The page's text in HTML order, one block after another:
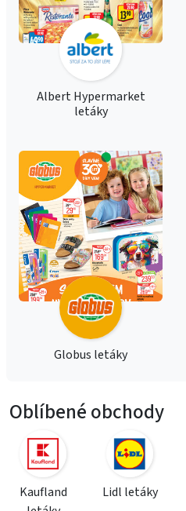
Albert Hypermarket
letáky
Globus letáky
Oblíbené obchody
Kaufland
Lidl letáky